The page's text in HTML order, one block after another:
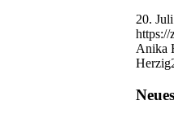
20.
https://
Anika
Herzig